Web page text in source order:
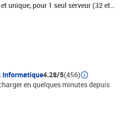
unique, pour 1 seul serveur (32 et
(support d'installation non fourni).
Informatique4.28/5(456)
en quelques minutes depuis